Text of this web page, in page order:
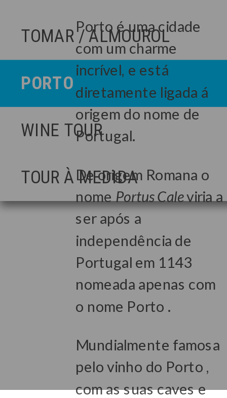
TOMAR / ALMOUROL
PORTO
WINE TOUR
TOUR À MEDIDA
Porto é uma cidade
com um charme
incrível, e está
diretamente ligada á
origem do nome de
Portugal.
De origem Romana o
nome Portus Caleviria a
ser após a
independência de
Portugal em 1143
nomeada apenas com
o nome Porto .
Mundialmente famosa
pelo vinho do Porto ,
com as suas caves e